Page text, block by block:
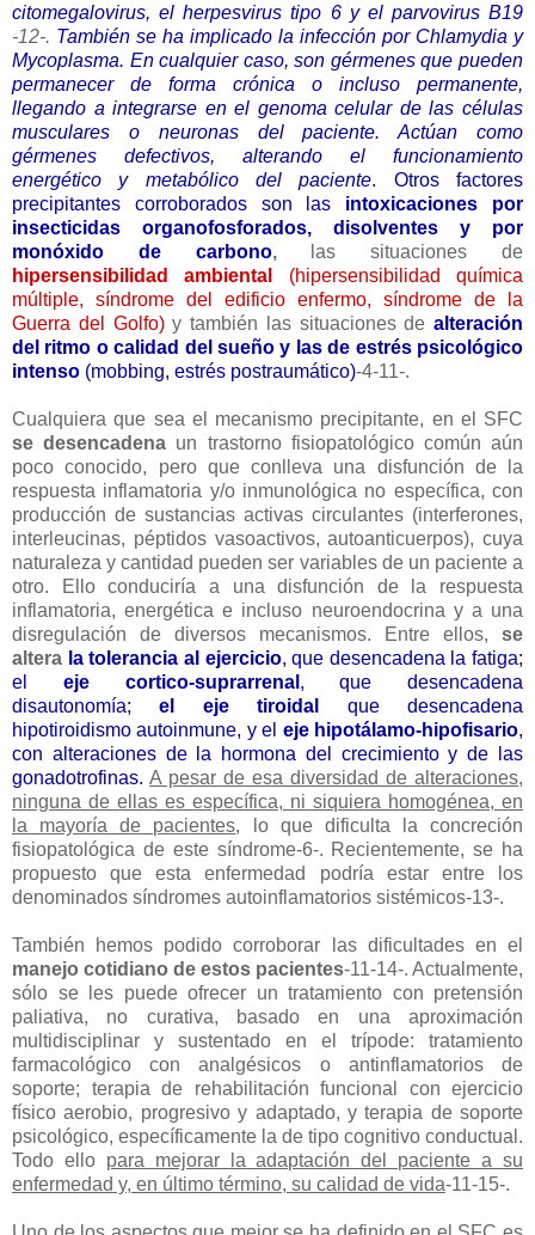
citomegalovirus, el herpesvirus tipo 6 y el parvovirus B19
-12-. También se ha implicado la infección por Chlamydia y
Mycoplasma. En cualquier caso, son gérmenes que pueden
permanecer de forma crónica o incluso permanente,
llegando a integrarse en el genoma celular de las células
musculares o neuronas del paciente. Actúan como
gérmenes defectivos, alterando el funcionamiento
energético y metabólico del paciente. Otros factores
precipitantes corroborados son las intoxicaciones por
insecticidas organofosforados, disolventes y por
monóxido de carbono,las situaciones de
hipersensibilidad ambiental
(hipersensibilidad química
múltiple, síndrome del edificio enfermo, síndrome de la
Guerra del Golfo)y también las situaciones de alteración
del ritmo o calidad del sueño y las de estrés psicológico
intenso (mobbing, estrés postraumático)-4-11-.
Cualquiera que sea el mecanismo precipitante, en el SFC
se desencadena un trastorno fisiopatológico común aún
poco conocido, pero que conlleva una disfunción de la
respuesta inflamatoria y/o inmunológica no específica, con
producción de sustancias activas circulantes (interferones,
interleucinas, péptidos vasoactivos, autoanticuerpos), cuya
naturaleza y cantidad pueden ser variables de un paciente a
otro. Ello conduciría a una disfunción de la respuesta
inflamatoria, energética e incluso neuroendocrina y a una
disregulación de diversos mecanismos. Entre ellos, se
altera la tolerancia al ejercicio, que desencadena la fatiga;
el eje cortico-suprarrenal , que desencadena
disautonomía;el eje tiroidal
que desencadena
hipotiroidismo autoinmune, y el eje hipotálamo-hipofisario,
con alteraciones de la hormona del crecimiento y de las
gonadotrofinas. A pesar de esa diversidad de alteraciones,
ninguna de ellas es específica, ni siquiera homogénea, en
la mayoría de pacientes, lo que dificulta la concreción
fisiopatológica de este síndrome-6-. Recientemente, se ha
propuesto que esta enfermedad podría estar entre los
denominados síndromes autoinflamatorios sistémicos-13-.
También hemos podido corroborar las dificultades en el
manejo cotidiano de estos pacientes-11-14-. Actualmente,
sólo se les puede ofrecer un tratamiento con pretensión
paliativa, no curativa, basado en una aproximación
multidisciplinar y sustentado en el trípode: tratamiento
farmacológico con analgésicos o antinflamatorios de
soporte; terapia de rehabilitación funcional con ejercicio
físico aerobio, progresivo y adaptado, y terapia de soporte
psicológico, específicamente la de tipo cognitivo conductual.
Todo ello para mejorar la adaptación del paciente a su
enfermedad y, en último término, su calidad de vida-11-15-.